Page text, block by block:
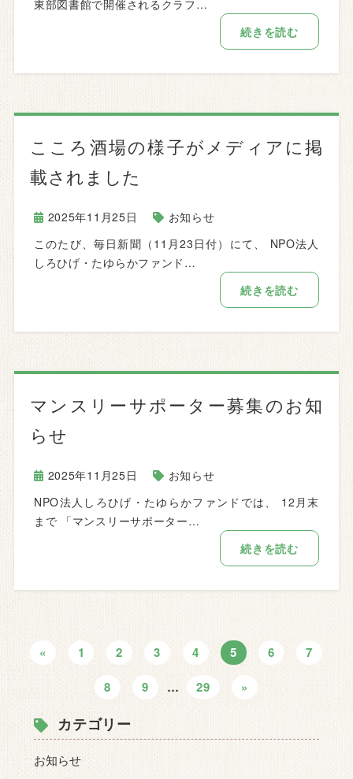
東部図書館で開催されるクラフ…
続きを読む
こころ酒場の様子がメディアに掲
載されました
2025年11月25日
お知らせ
このたび、毎日新聞（11月23日付）にて、 NPO法人
しろひげ・たゆらかファンド…
続きを読む
マンスリーサポーター募集のお知
らせ
2025年11月25日
お知らせ
NPO法人しろひげ・たゆらかファンドでは、 12月末
まで 「マンスリーサポーター…
続きを読む
« 1 2 3 4 5 6
7
8
9 … 29 »
カテゴリー
お知らせ